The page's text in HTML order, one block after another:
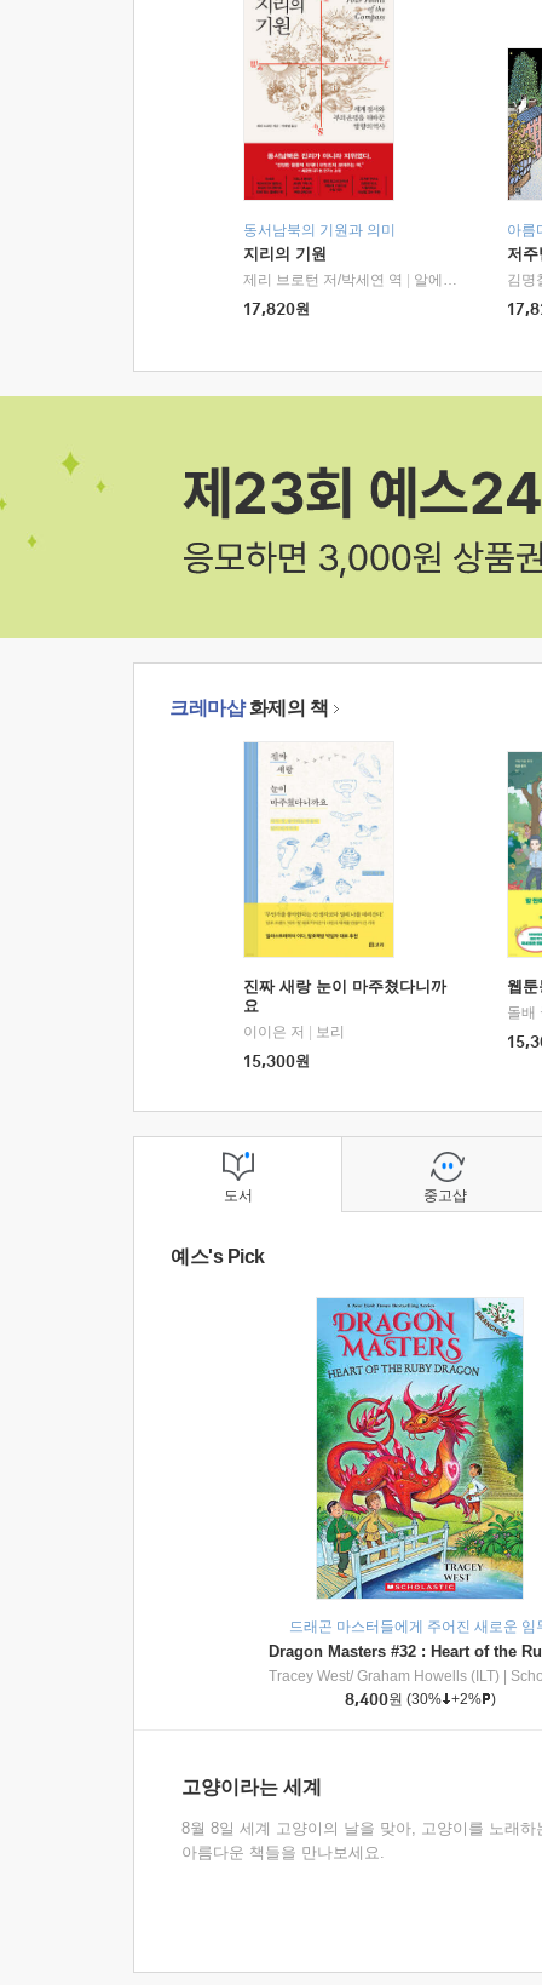
동서남북의 기원과 의미
지리의 기원
제리 브로턴 저/박세연 역
알에이치코리아(RHK)
17,820원
아름
저
김명
크레마샵화제의 책
진짜 새랑 눈이 마주쳤다니까
요
이이은 저
보리
15,300원
웹
돌배
도서
예스's Pick
드래곤 마스터들에게 주어진 새로운 임
Tracey West/ Graham Howells (ILT)
8,400원 (30% +2% )
고양이라는 세계
8월 8일 세계 고양이의 날을 맞아, 고양이를 노래하
아름다운 책들을 만나보세요.
중고샵